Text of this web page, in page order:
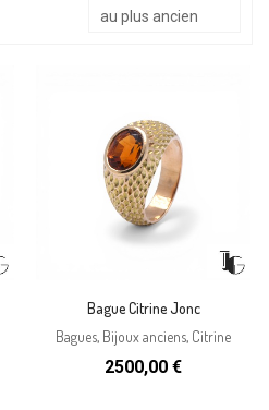
au plus ancien
Bague Citrine Jonc
Bagues, Bijoux anciens, Citrine
2500,00 €